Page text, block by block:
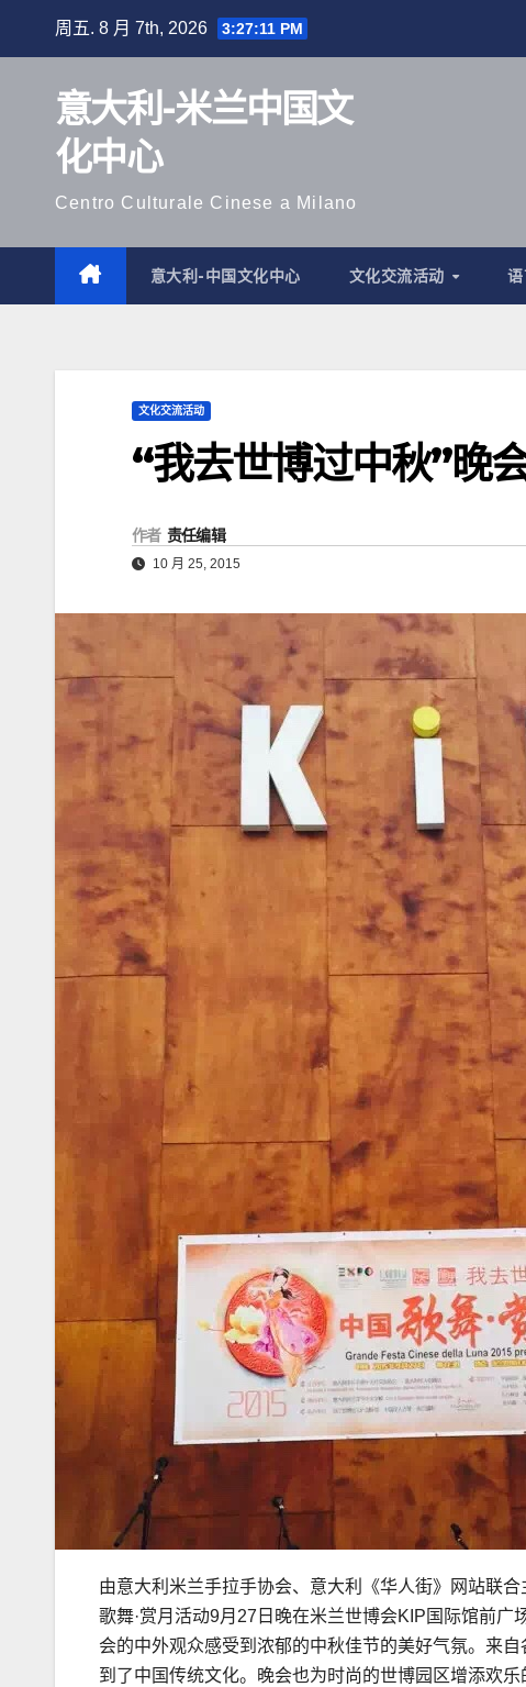
周五. 8 月 7th, 2026 3:27:13 PM
意大利-米兰中国文
化中心
Centro Culturale Cinese a Milano
意大利-中国文化中心 文化交流活动
文化交流活动
“我去世博过中秋”晚
作者 责任编辑
10 月 25, 2015
由意大利米兰手拉手协会、意大利《华人街》网站联
歌舞·赏月活动9月27日晚在米兰世博会KIP国际馆前
会的中外观众感受到浓郁的中秋佳节的美好气氛。来
到了中国传统文化。晚会也为时尚的世博园区增添欢乐